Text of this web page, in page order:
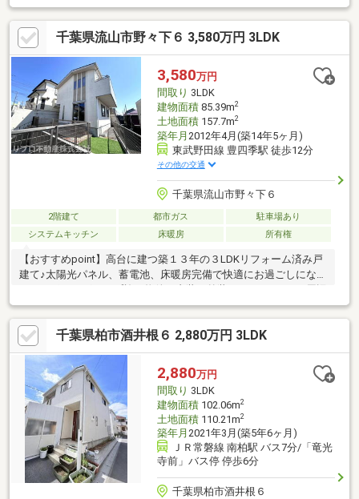
弾む対面式キッチン、勝手口有・和室約4.5帖はLDと一体利用可
能・バルコニーは2部屋から出入り可能・人工芝を敷設のお庭有▼
設備・食洗機・浴室暖房乾燥機▼周辺環境・フードスクエアカス
ミ南柏駅前店 徒歩8分(約600m)・柏市立光ケ丘小学校 徒歩7分(約
530m)■ ご希望の住まい探しをお手伝いします ━━━━━・・・
物件の詳細・ご相談はお気軽にお問い合わせください。
千葉県流山市野々下６ 3,580万円 3LDK
3,580万円
間取り 3LDK
建物面積85.39m2
土地面積157.7m2
築年月 2012年4月(築14年5ヶ月)
東武野田線 豊四季駅 徒歩12分
その他の交通
千葉県流山市野々下６
2階建て 都市ガス
駐車場あり
システムキッチン
床暖房 所有権
【おすすめpoint】高台に建つ築１３年の３LDKリフォーム済み戸
建て♪太陽光パネル、蓄電池、床暖房完備で快適にお過ごしになれ
ます。ポラスグループ施工物件で内装・外装がおしゃれです♪周辺
環境はお買い物、お食事、お出かけにも大変便利な立地！ぜひお
気軽にお問い合わせください！【周辺環境】◇流山市立長崎小学
校：徒歩１３分◆流山市立八木中学校：徒歩２４分◇ジャパンミ
ート卸売市場流山店：徒歩４分◆マツモトキヨシ流山野々下店：
徒歩５分◇ガスト柏豊四季店：徒歩１３分
千葉県柏市酒井根６ 2,880万円 3LDK
2,880万円
間取り 3LDK
建物面積102.06m2
土地面積110.21m2
築年月 2021年3月(築5年6ヶ月)
ＪＲ常磐線 南柏駅 バス7分/「竜光
寺前」バス停 停歩6分
千葉県柏市酒井根６